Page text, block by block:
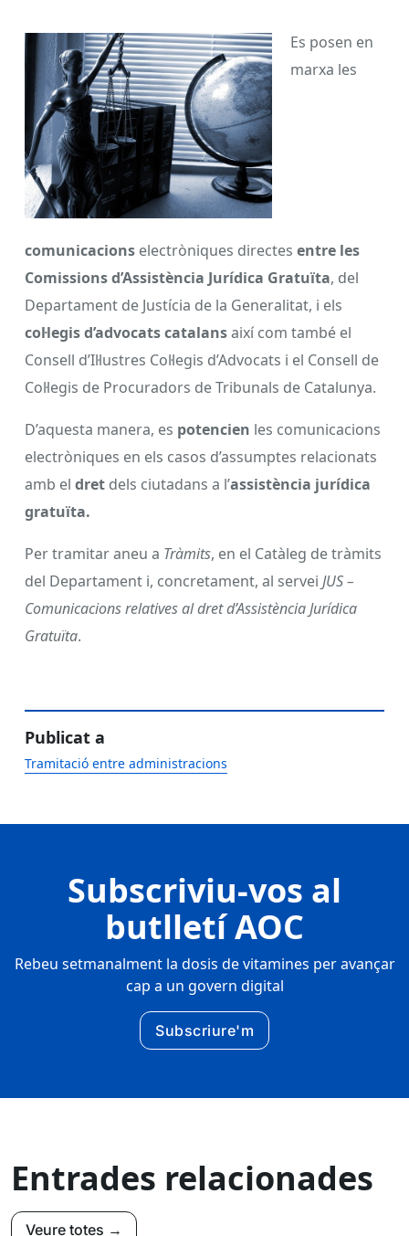
Es posen en
marxa les
comunicacions electròniques directes entre les
Comissions d’Assistència Jurídica Gratuïta, del
Departament de Justícia de la Generalitat, i els
col·legis d’advocats catalansaixí com també el
Consell d’Il·lustres Col·legis d’Advocats i el Consell de
Col·legis de Procuradors de Tribunals de Catalunya.
D’aquesta manera, es potencien les comunicacions
electròniques en els casos d’assumptes relacionats
amb el dret dels ciutadans a l’assistència jurídica
gratuïta.
Per tramitar aneu a Tràmits, en el Catàleg de tràmits
del Departament i, concretament, al servei JUS –
Comunicacions relatives al dret d’Assistència Jurídica
Gratuïta.
Publicat a
Tramitació entre administracions
Subscriviu-vos al
butlletí AOC
Rebeu setmanalment la dosis de vitamines per avançar
cap a un govern digital
Subscriure'm
Entrades relacionades
Veure totes →